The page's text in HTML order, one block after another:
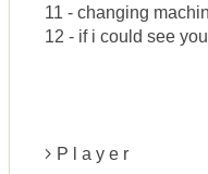
11 - changing
12 - if i could see
P l a y e r